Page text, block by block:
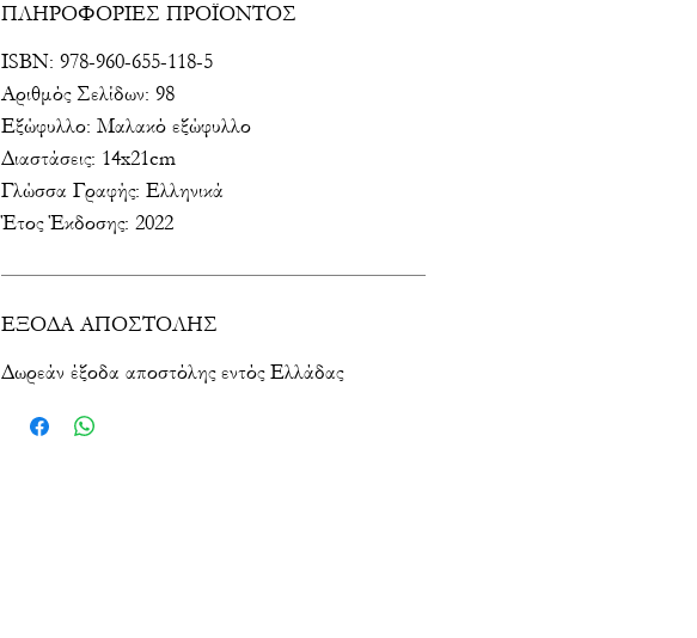
ΠΛΗΡΟΦΟΡΙΕΣ ΠΡΟΪΟΝΤΟΣ
ISBN: 978-960-655-118-5
Αριθμός Σελίδων: 98
Εξώφυλλο: Μαλακό εξώφυλλο
Διαστάσεις: 14x21cm
Γλώσσα Γραφής: Ελληνικά
Έτος Έκδοσης: 2022
ΕΞΟΔΑ ΑΠΟΣΤΟΛΗΣ
Δωρεάν έξοδα αποστόλης εντός Ελλάδας